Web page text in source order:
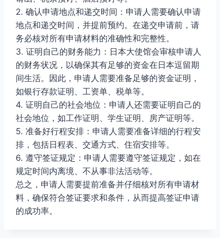
2. 确认申请地点和递交时间：申请人需要确认申请
地点和递交时间，并提前预约。在递交申请前，请
务必核对所有申请材料的准确性和完整性。
3. 证明自己的财务能力：日本大使馆会审核申请人
的财务状况，以确保其有足够的资金在日本逗留期
间生活。因此，申请人需要准备足够的资金证明，
如银行存款证明、工资单、税单等。
4. 证明自己的社会地位：申请人还需要证明自己的
社会地位，如工作证明、学生证明、房产证明等。
5. 准备好行程安排：申请人需要准备详细的行程安
排，包括日程表、交通方式、住宿安排等。
6. 遵守签证规定：申请人需要遵守签证规定，如在
规定时间内离境、不从事非法活动等。
总之，申请人需要提前准备并仔细核对所有申请材
料，确保符合签证要求和条件，从而提高签证申请
的成功率。